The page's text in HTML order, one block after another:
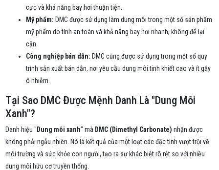
cực và khả năng bay hơi thuận tiện.
Mỹ phẩm: DMC được sử dụng làm dung môi trong một số sản phẩm
mỹ phẩm do tính an toàn và khả năng bay hơi nhanh, không để lại
cặn.
Công nghiệp bán dẫn: DMC cũng được sử dụng trong một số quy
trình sản xuất bán dẫn, nơi yêu cầu dung môi tinh khiết cao và ít gây
ô nhiễm.
Tại Sao DMC Được Mệnh Danh Là "Dung Môi
Xanh"?
Danh hiệu " Dung môi xanh" mà DMC (Dimethyl Carbonate) nhận được
không phải ngẫu nhiên. Nó là kết quả của một loạt các đặc tính vượt trội về
môi trường và sức khỏe con người, tạo ra sự khác biệt rõ rệt so với nhiều
dung môi hữu cơ truyền thống.